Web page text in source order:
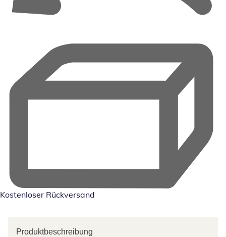
Kostenloser Rückversand
Produktbeschreibung